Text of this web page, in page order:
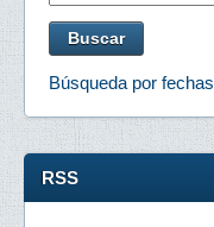
Búsqueda por fechas
RSS